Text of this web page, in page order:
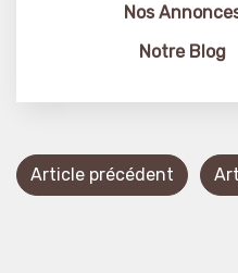
Nos
Notre Blog
Article précédent